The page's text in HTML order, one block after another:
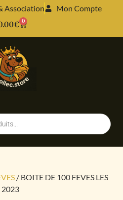
Association
Mon Compte
€ 0
/ BOITE DE 100 FEVES LES
2023